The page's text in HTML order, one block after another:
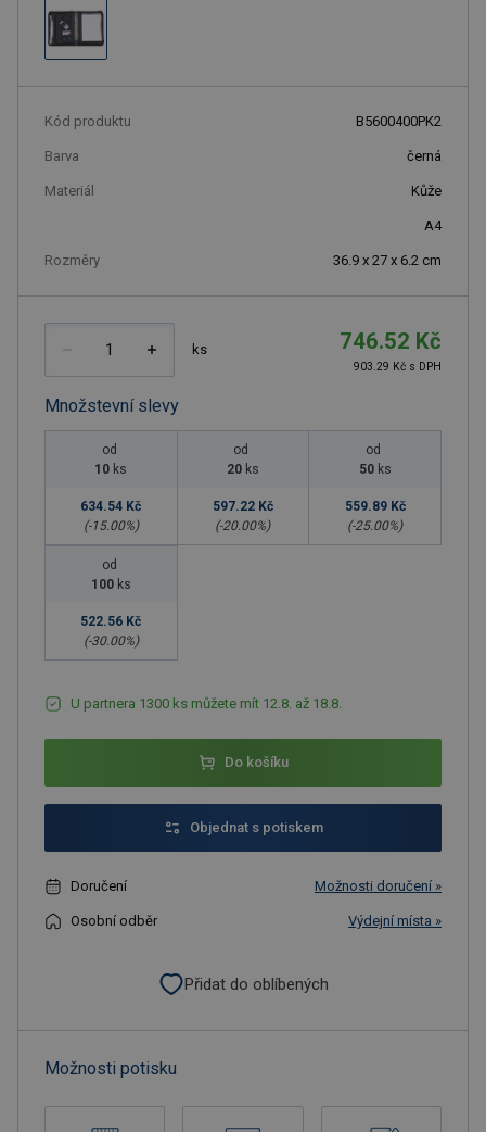
Kód produktu B5600400PK2
Barva černá
Materiál Kůže
A4
Rozměry 36.9 x 27 x 6.2 cm
ks 746.52 Kč
903.29 Kč s DPH
Množstevní slevy
od
10 ks
634.54 Kč
(-15.00%)
od
20 ks
597.22 Kč
(-20.00%)
od
50 ks
559.89 Kč
(-25.00%)
od
100 ks
522.56 Kč
(-30.00%)
U partnera 1300 ks můžete mít 12.8. až 18.8.
Do košíku
Objednat s potiskem
Doručení Možnosti doručení »
Osobní odběr Výdejní místa »
Přidat do oblíbených
Možnosti potisku